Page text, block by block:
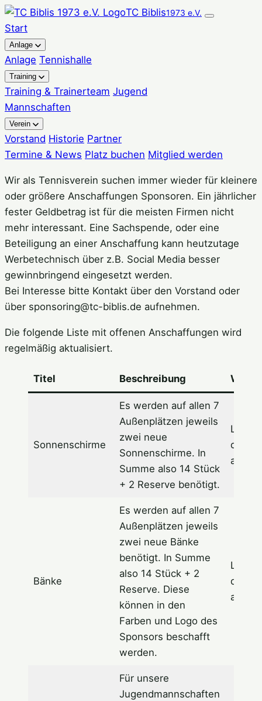
Zum
Inhalt
springen
TC Biblis1973 e.V.
Start
Anlage
Anlage Tennishalle
Training
Training & Trainerteam Jugend
Mannschaften
Verein
Vorstand Historie Partner
Termine & News Platz buchen Mitglied werden
Wir als Tennisverein suchen immer wieder für kleinere
oder größere Anschaffungen Sponsoren. Ein jährlicher
fester Geldbetrag ist für die meisten Firmen nicht
mehr interessant. Eine Sachspende, oder eine
Beteiligung an einer Anschaffung kann heutzutage
Werbetechnisch über z.B. Social Media besser
gewinnbringend eingesetzt werden.
Bei Interesse bitte Kontakt über den Vorstand oder
über sponsoring@tc-biblis.de aufnehmen.
Die folgende Liste mit offenen Anschaffungen wird
regelmäßig aktualisiert.
Titel Beschreibung
Sonnenschirme
Es werden auf allen 7
Außenplätzen jeweils
zwei neue
Sonnenschirme. In
Summe also 14 Stück
+ 2 Reserve benötigt.
Logo
des
auf
Bänke
Es werden auf allen 7
Außenplätzen jeweils
zwei neue Bänke
benötigt. In Summe
also 14 Stück + 2
Reserve. Diese
können in den
Farben und Logo des
Sponsors beschafft
werden.
Logo
des
auf
Für unsere
Jugendmannschaften